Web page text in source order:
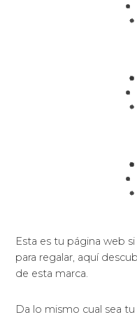
Esta es tu página web
para regalar, aquí
de esta marca.
Da lo mismo cual sea